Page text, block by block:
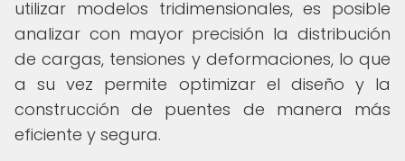
utilizar modelos tridimensionales, es posible
analizar con mayor precisión la distribución
de cargas, tensiones y deformaciones, lo que
a su vez permite optimizar el diseño y la
construcción de puentes de manera más
eficiente y segura.